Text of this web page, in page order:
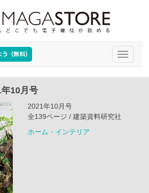
Toggle
10月号
2021年10月号
全139ページ / 建築資料研究社
ホーム・インテリア